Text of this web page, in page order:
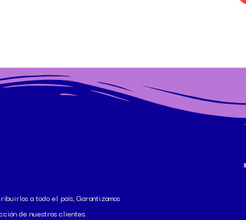
a todo el país, Garantizamos
de nuestros clientes.